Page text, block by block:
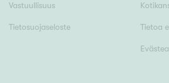
Vastuullisuus
Tietosuojaseloste Tietoa